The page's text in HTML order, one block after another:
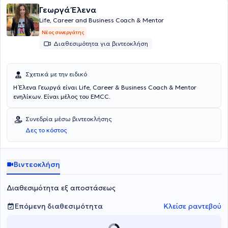
Γεωργά Έλενα
Life, Career and Business Coach & Mentor
Νέος συνεργάτης
Διαθεσιμότητα για βιντεοκλήση
Σχετικά με την ειδικό
Η Έλενα Γεωργά είναι Life, Career & Business Coach & Mentor
ενηλίκων. Είναι μέλος του EMCC.
Συνεδρία μέσω βιντεοκλήσης
Δες το κόστος
Βιντεοκλήση
Διαθεσιμότητα εξ αποστάσεως
Επόμενη διαθεσιμότητα
Κλείσε ραντεβού